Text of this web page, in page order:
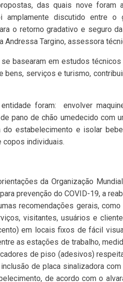
das quais nove foram
amplamente discutido entre
o retorno gradativo e seguro
Andressa Targino, assessora
basearam em estudos
serviços e turismo,
foram: envolver
pano de chão umedecido com
do estabelecimento e isolar
copos individuais.
da Organização
prevenção do COVID-19, a
recomendações gerais,
visitantes, usuários e
em locais fixos de fácil
as estações de trabalho,
de piso (adesivos)
de placa sinalizadora
de acordo com o